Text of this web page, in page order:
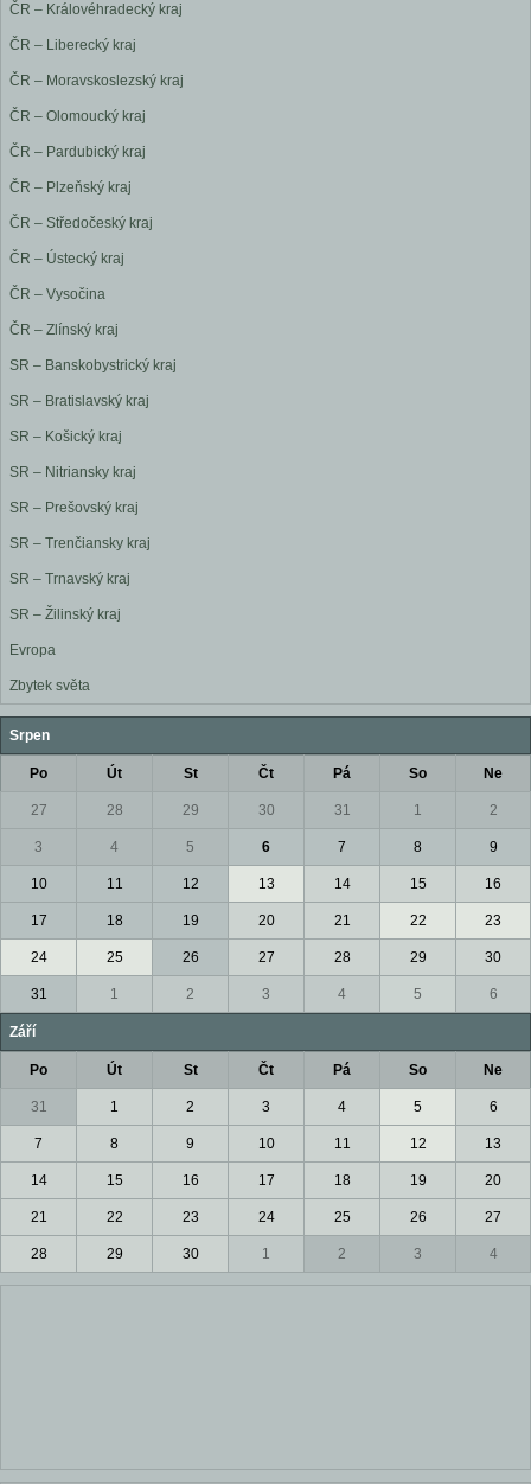
ČR – Královéhradecký kraj
ČR – Liberecký kraj
ČR – Moravskoslezský kraj
ČR – Olomoucký kraj
ČR – Pardubický kraj
ČR – Plzeňský kraj
ČR – Středočeský kraj
ČR – Ústecký kraj
ČR – Vysočina
ČR – Zlínský kraj
SR – Banskobystrický kraj
SR – Bratislavský kraj
SR – Košický kraj
SR – Nitriansky kraj
SR – Prešovský kraj
SR – Trenčiansky kraj
SR – Trnavský kraj
SR – Žilinský kraj
Evropa
Zbytek světa
Srpen
Po Út St Čt Pá So Ne
27 28 29 30 31 1 2
3 4 5 6 7 8 9
10 11 12 13 14 15 16
17 18 19 20 21 22 23
24 25 26 27 28 29 30
31 1 2 3 4 5 6
Září
Po Út St Čt Pá So Ne
31 1 2 3 4 5 6
7 8 9 10 11 12 13
14 15 16 17 18 19 20
21 22 23 24 25 26 27
28 29 30 1 2 3 4